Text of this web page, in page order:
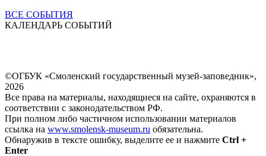
ВСЕ СОБЫТИЯ
КАЛЕНДАРЬ СОБЫТИЙ
©ОГБУК «Смоленский государственный музей-заповедник»,
2026
Все права на материалы, находящиеся на сайте, охраняются в
соответствии с законодательством РФ.
При полном либо частичном использовании материалов
ссылка на www.smolensk-museum.ru обязательна.
Обнаружив в тексте ошибку, выделите ее и нажмите Ctrl +
Enter